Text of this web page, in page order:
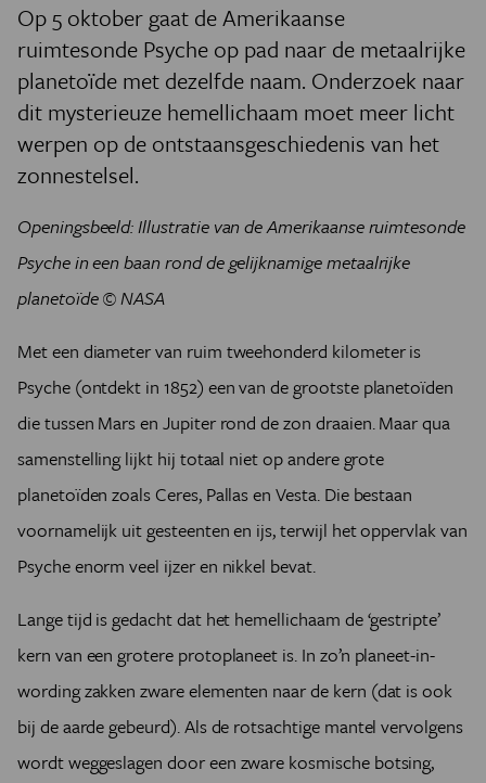
Op 5 oktober gaat de Amerikaanse
ruimtesonde Psyche op pad naar de metaalrijke
planetoïde met dezelfde naam. Onderzoek naar
dit mysterieuze hemellichaam moet meer licht
werpen op de ontstaansgeschiedenis van het
zonnestelsel.
Openingsbeeld:Illustratie van de Amerikaanse ruimtesonde
Psyche in een baan rond de gelijknamige metaalrijke
planetoïde © NASA
Met een diameter van ruim tweehonderd kilometer is
Psyche (ontdekt in 1852) een van de grootste planetoïden
die tussen Mars en Jupiter rond de zon draaien. Maar qua
samenstelling lijkt hij totaal niet op andere grote
planetoïden zoals Ceres, Pallas en Vesta. Die bestaan
voornamelijk uit gesteenten en ijs, terwijl het oppervlak van
Psyche enorm veel ijzer en nikkel bevat.
Lange tijd is gedacht dat het hemellichaam de ‘gestripte’
kern van een grotere protoplaneet is. In zo’n planeet-in-
wording zakken zware elementen naar de kern (dat is ook
bij de aarde gebeurd). Als de rotsachtige mantel vervolgens
wordt weggeslagen door een zware kosmische botsing,